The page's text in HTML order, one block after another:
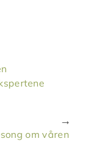
om våren